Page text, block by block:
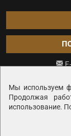
Мы используем
Продолжая
использование.